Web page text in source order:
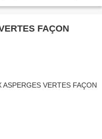
FAÇON